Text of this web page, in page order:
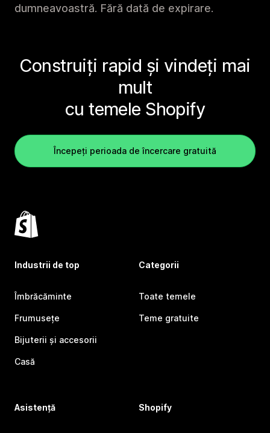
dumneavoastră. Fără dată de expirare.
Construiți rapid și vindeți mai
mult
cu temele Shopify
Începeți perioada de încercare gratuită
Industrii de top
Îmbrăcăminte
Frumusețe
Bijuterii și accesorii
Casă
Categorii
Toate temele
Teme gratuite
Asistență Shopify